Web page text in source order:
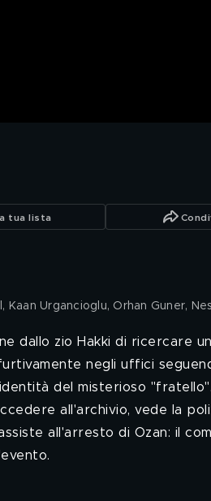
tua lista
Kaan Urgancioglu, Orhan Guner,
dallo zio Hakki di ricercare
negli uffici
del misterioso
all'archivio, vede la
all'arresto di Ozan: il